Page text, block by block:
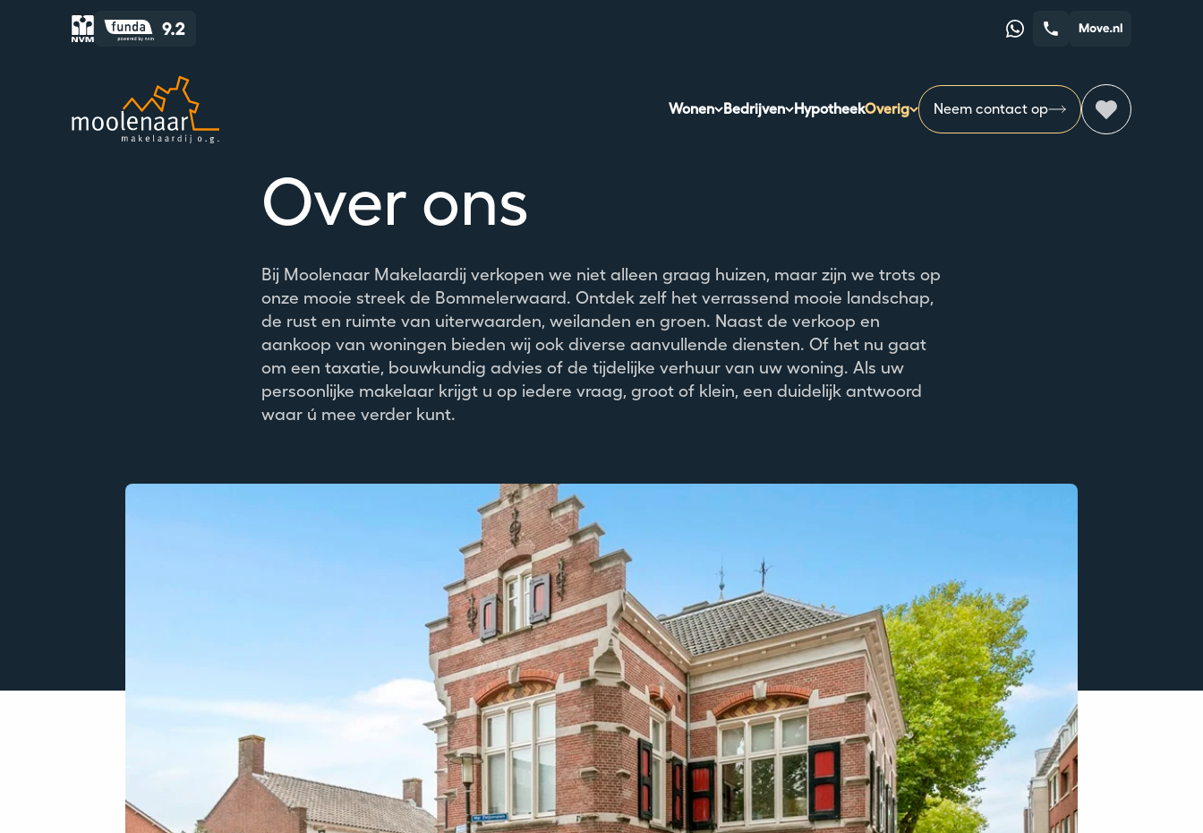
WhatsappTelefoonnummer
Moolenaar logo
Wonen Bedrijven HypotheekOverig Neem contact op
Over ons
Bij Moolenaar Makelaardij verkopen we niet alleen graag huizen, maar zijn we trots op
onze mooie streek de Bommelerwaard. Ontdek zelf het verrassend mooie landschap,
de rust en ruimte van uiterwaarden, weilanden en groen. Naast de verkoop en
aankoop van woningen bieden wij ook diverse aanvullende diensten. Of het nu gaat
om een taxatie, bouwkundig advies of de tijdelijke verhuur van uw woning. Als uw
persoonlijke makelaar krijgt u op iedere vraag, groot of klein, een duidelijk antwoord
waar ú mee verder kunt.